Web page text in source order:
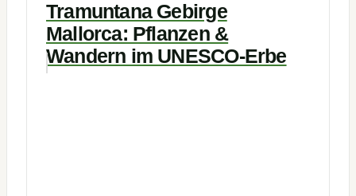
Tramuntana Gebirge
Mallorca: Pflanzen &
Wandern im UNESCO-Erbe